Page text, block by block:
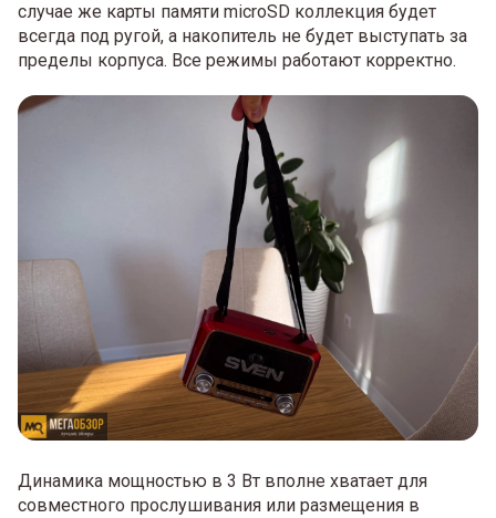
случае же карты памяти microSD коллекция будет
всегда под ругой, а накопитель не будет выступать за
пределы корпуса. Все режимы работают корректно.
Динамика мощностью в 3 Вт вполне хватает для
совместного прослушивания или размещения в